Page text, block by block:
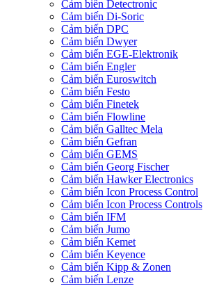
Cảm biến Detectronic
Cảm biến Di-Soric
Cảm biến DPC
Cảm biến Dwyer
Cảm biến EGE-Elektronik
Cảm biến Engler
Cảm biến Euroswitch
Cảm biến Festo
Cảm biến Finetek
Cảm biến Flowline
Cảm biến Galltec Mela
Cảm biến Gefran
Cảm biến GEMS
Cảm biến Georg Fischer
Cảm biến Hawker Electronics
Cảm biến Icon Process Control
Cảm biến Icon Process Controls
Cảm biến IFM
Cảm biến Jumo
Cảm biến Kemet
Cảm biến Keyence
Cảm biến Kipp & Zonen
Cảm biến Lenze